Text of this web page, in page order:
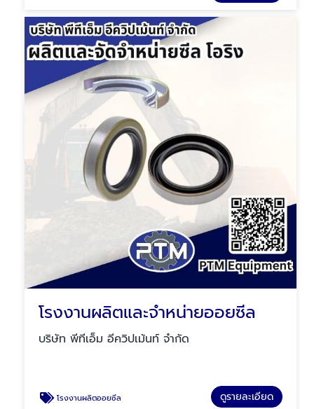
โรงงานผลิตและจำหน่ายออยซีล
บริษัท พีทีเอ็ม อีควิปเม้นท์ จำกัด
โรงงานผลิตออยซีล ดูรายละเอียด